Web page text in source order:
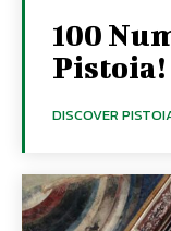
100
Pistoia!
DISCOVER